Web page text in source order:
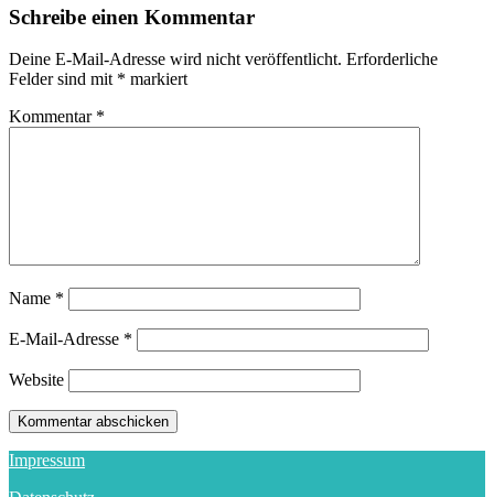
Schreibe einen Kommentar
Deine E-Mail-Adresse wird nicht veröffentlicht. Erforderliche
Felder sind mit * markiert
Kommentar *
Name *
E-Mail-Adresse *
Website
Impressum